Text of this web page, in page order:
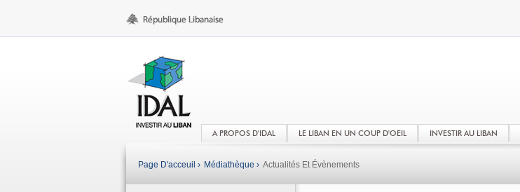
A PROPOS D'IDAL LE LIBAN EN UN COUP D'OEIL INVESTIR AU LIBAN
Page D'acceuil › Médiathèque › Actualités Et Évènements